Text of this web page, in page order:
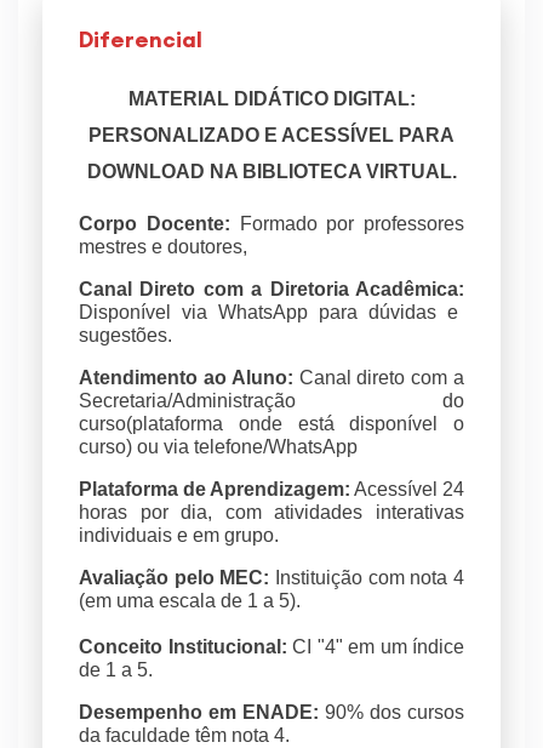
Diferencial
MATERIAL DIDÁTICO DIGITAL:
PERSONALIZADO E ACESSÍVEL PARA
DOWNLOAD NA BIBLIOTECA VIRTUAL.
Corpo Docente: Formado por professores
mestres e doutores,
Canal Direto com a Diretoria Acadêmica:
Disponível via WhatsApp para dúvidas e
sugestões.
Atendimento ao Aluno: Canal direto com a
Secretaria/Administração do
curso(plataforma onde está disponível o
curso) ou via telefone/WhatsApp
Plataforma de Aprendizagem: Acessível 24
horas por dia, com atividades interativas
individuais e em grupo.
Avaliação pelo MEC: Instituição com nota 4
(em uma escala de 1 a 5).
Conceito Institucional: CI "4" em um índice
de 1 a 5.
Desempenho em ENADE: 90% dos cursos
da faculdade têm nota 4.